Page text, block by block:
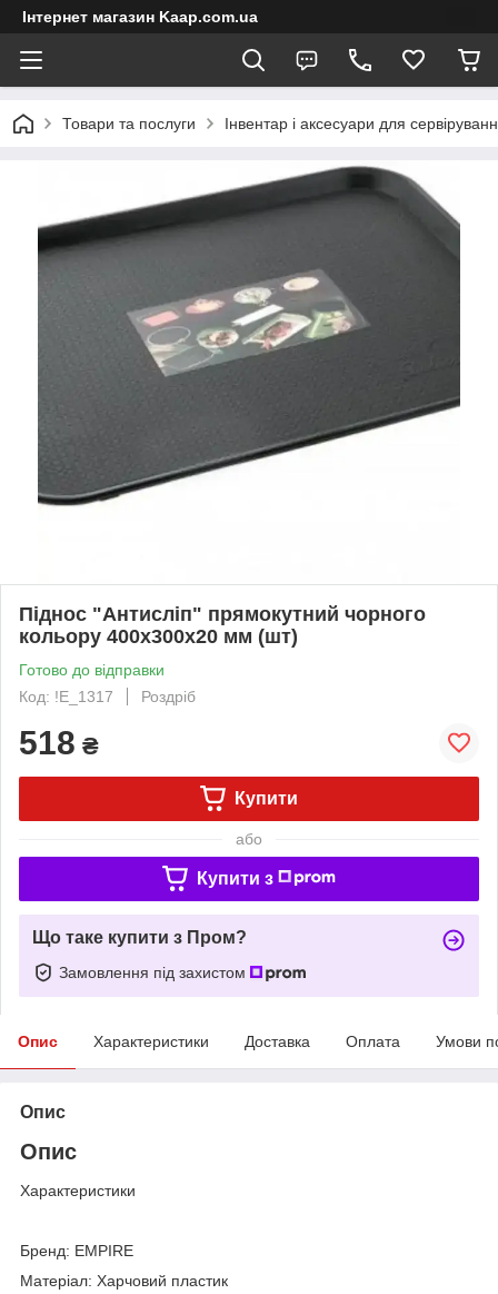
Інтернет магазин Kaap.com.ua
Товари та послуги Інвентар і аксесуари для
Піднос "Антисліп" прямокутний чорного
кольору 400х300х20 мм (шт)
Готово до відправки
Код: !Е_1317
Роздріб
518 ₴
Купити
або
Купити з
Що таке купити з Пром?
Замовлення під захистом
Опис Характеристики Доставка Оплата Умови
Опис
Опис
Характеристики
Бренд: EMPIRE
Матеріал: Харчовий пластик